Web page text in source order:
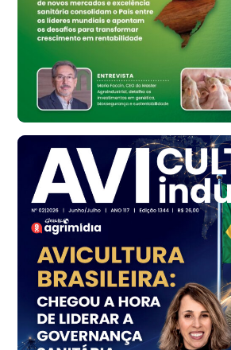
Bastos (SP)
R$ 134,42
cx
Ovo Vermelho - Regional
Bastos (SP)
R$ 148,56
Frango - Indicador
SP
R$ 7,16
kg
Frango - Indicador
SP
R$ 7,18
kg
Trigo Atacado - Regional
PR